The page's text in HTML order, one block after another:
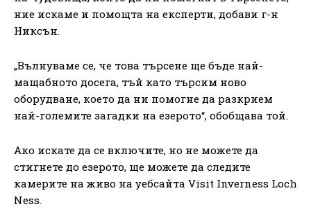
ние искаме и помощта на експерти, добави г-н
Никсън.
„Вълнуваме се, че това търсене ще бъде най-
мащабното досега, тъй като търсим ново
оборудване, което да ни помогне да разкрием
най-големите загадки на езерото“, обобщава той.
Ако искате да се включите, но не можете да
стигнете до езерото, ще можете да следите
камерите на живо на уебсайта Visit Inverness Loch
Ness.